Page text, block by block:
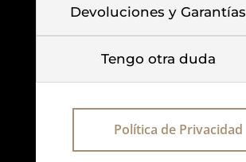
Devoluciones y Garantías
Tengo otra duda
Política de Privacidad